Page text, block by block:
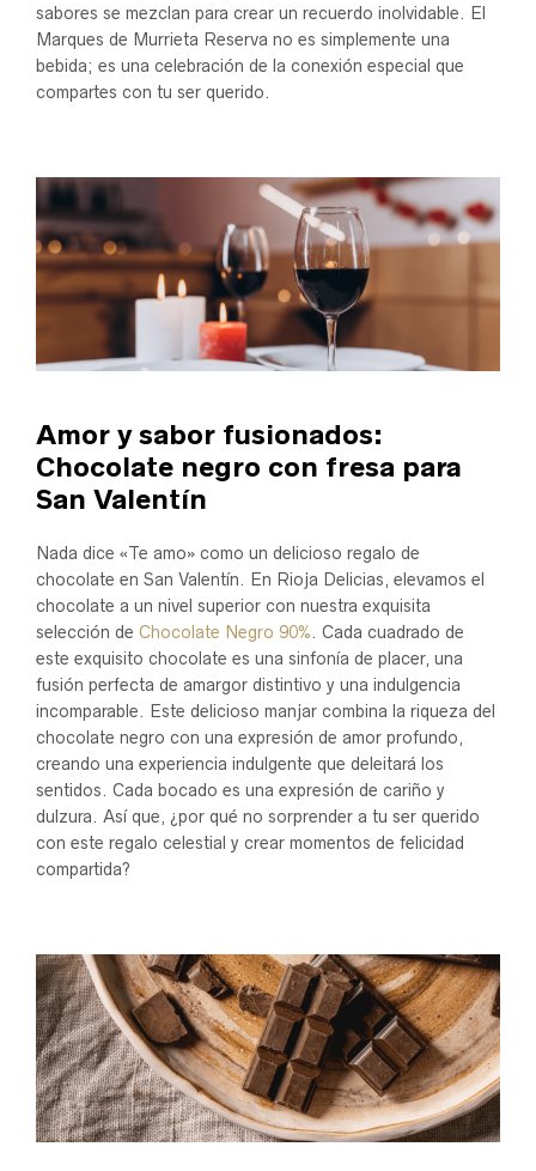
sabores se mezclan para crear un recuerdo inolvidable. El
Marques de Murrieta Reserva no es simplemente una
bebida; es una celebración de la conexión especial que
compartes con tu ser querido.
Amor y sabor fusionados:
Chocolate negro con fresa para
San Valentín
Nada dice «Te amo» como un delicioso regalo de
chocolate en San Valentín. En Rioja Delicias, elevamos el
chocolate a un nivel superior con nuestra exquisita
selección de Chocolate Negro 90% . Cada cuadrado de
este exquisito chocolate es una sinfonía de placer, una
fusión perfecta de amargor distintivo y una indulgencia
incomparable. Este delicioso manjar combina la riqueza del
chocolate negro con una expresión de amor profundo,
creando una experiencia indulgente que deleitará los
sentidos. Cada bocado es una expresión de cariño y
dulzura. Así que, ¿por qué no sorprender a tu ser querido
con este regalo celestial y crear momentos de felicidad
compartida?